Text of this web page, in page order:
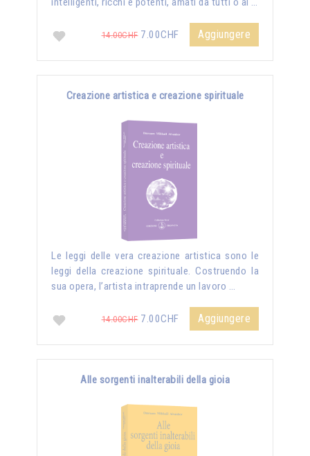
14.00CHF7.00CHF Aggiungere
Creazione artistica e creazione spirituale
Le leggi delle vera creazione artistica sono le
leggi della creazione spirituale. Costruendo la
sua opera, l’artista intraprende un lavoro …
14.00CHF7.00CHF Aggiungere
Alle sorgenti inalterabili della gioia